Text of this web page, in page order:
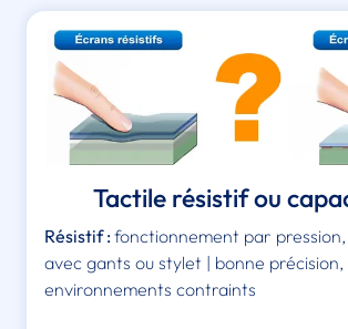
Tactile résistif ou
Résistif :fonctionnement par pression,
avec gants ou stylet | bonne
environnements contraints